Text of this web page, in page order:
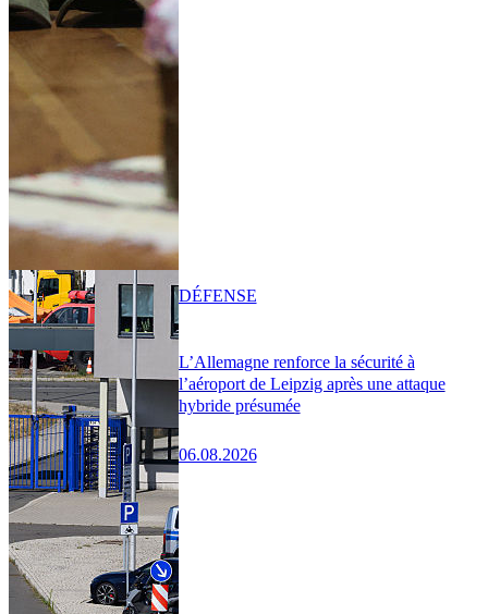
L’Allemagne renforce la sécurité à
l’aéroport de Leipzig après une attaque
hybride présumée
06.08.2026
DÉFENSE